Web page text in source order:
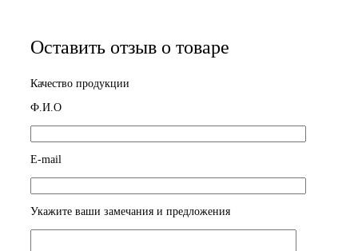
Оставить отзыв о товаре
Качество продукции
Ф.И.О
E-mail
Укажите ваши замечания и предложения